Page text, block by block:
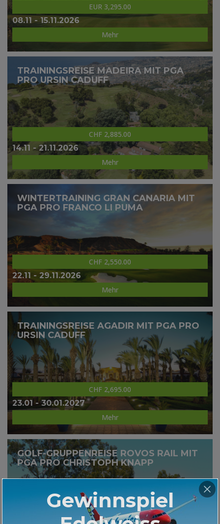
EUR 3,295.00
08.11 - 15.11.2026
Mehr
TRAININGSREISE MADEIRA MIT PGA
PRO URSIN CADUFF
CHF 2,885.00
14.11 - 21.11.2026
Mehr
WINTERTRAINING GRAN CANARIA MIT
PGA PRO FRANCO LI PUMA
CHF 2,550.00
22.11 - 29.11.2026
Mehr
TRAININGSREISE AGADIR MIT PGA PRO
URSIN CADUFF
CHF 2,695.00
23.01 - 30.01.2027
Mehr
GOLF-GRUPPENREISE ROVOS RAIL MIT
PGA PRO CHRISTOPH KNAPP
CHF 8,995.00
Gewinnspiel